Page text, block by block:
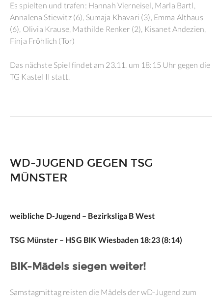
Es spielten und trafen: Hannah Vierneisel, Marla Bartl,
Annalena Stiewitz (6), Sumaja Khavari (3), Emma Althaus
(6), Olivia Krause, Mathilde Renker (2), Kisanet Andezien,
Finja Fröhlich (Tor)
Das nächste Spiel findet am 23.11. um 18:15 Uhr gegen die
TG Kastel II statt.
WD-JUGEND GEGEN TSG
MÜNSTER
weibliche D-Jugend – Bezirksliga B West
TSG Münster – HSG BIK Wiesbaden 18:23 (8:14)
BIK-Mädels siegen weiter!
Samstagmittag reisten die Mädels der wD-Jugend zum